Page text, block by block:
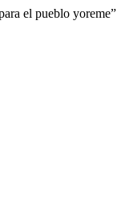
el pueblo